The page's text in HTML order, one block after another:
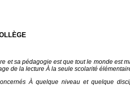
et sa pédagogie est que tout le monde est
de la lecture À la seule scolarité
À quelque niveau et quelque